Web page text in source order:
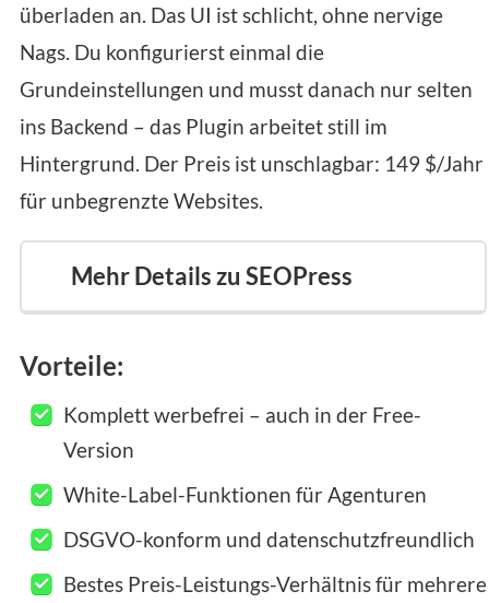
überladen an. Das UI ist schlicht, ohne nervige
Nags. Du konfigurierst einmal die
Grundeinstellungen und musst danach nur selten
ins Backend – das Plugin arbeitet still im
Hintergrund. Der Preis ist unschlagbar: 149 $/Jahr
für unbegrenzte Websites.
Mehr Details zu SEOPress
Vorteile:
Komplett werbefrei – auch in der Free-
Version
White-Label-Funktionen für Agenturen
DSGVO-konform und datenschutzfreundlich
Bestes Preis-Leistungs-Verhältnis für mehrere